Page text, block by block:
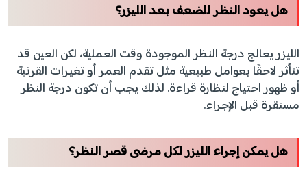
هل يعود النظر للضعف بعد الليزر؟
الليزر يعالج درجة النظر الموجودة وقت العملية، لكن العين قد
تتأثر لاحقًا بعوامل طبيعية مثل تقدم العمر أو تغيرات القرنية
أو ظهور احتياج لنظارة قراءة. لذلك يجب أن تكون درجة النظر
مستقرة قبل الإجراء.
هل يمكن إجراء الليزر لكل مرضى قصر النظر؟